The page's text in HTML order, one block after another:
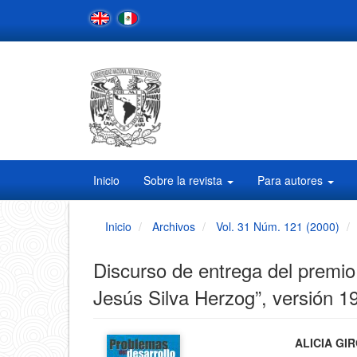
Contenido
Inicio Sobre la revista Para autores
Inicio Archivos Vol. 31 Núm. 121 (2000)
Discurso de entrega del
Jesús Silva Herzog”, versión
Barra ALICIA